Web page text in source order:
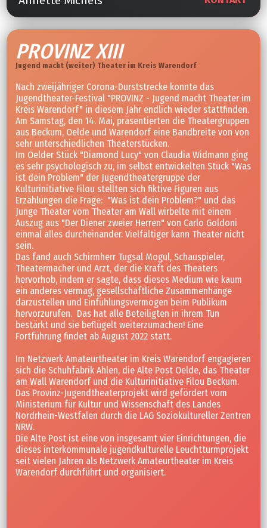
PROVINZ XIII
Jugend macht (weiter) Theater im Kreis Warendorf
Nach zweijähriger Corona-Durststrecke konnte das
Jugendtheater-Festival "PROVINZ - Jugend macht Theater im
Kreis Warendorf" in diesem Jahr endlich wieder stattfinden.
Am Samstag, den 14. Mai, präsentierten die Theatergruppen
aus Beckum, Oelde und Warendorf eine Bandbreite von von
sehr unterschiedlichen Theaterstücken.
Im Oelder Stück "Diamond Lucy" von Claudia Widmann ging
es sehr psychologisch zu, im selbst entwickelten Stück "Was
ist dein Problem" der Jugendtheatergruppe der
Kulturinitiative Filou stellten sich fiktive Figuren aus
Erzählungen die Frage: "Was ist dein Problem?" und das
Junge Theater vom Theater am Wall wirbelte mit einem
Auszug aus "Der Diener zweier Herren" von Carlo Goldoni
einmal alles durcheinander. Vielfältiger kann Theater nicht
sein.
Das fand auch Schirmherr Tugsal Mogul, Schauspieler,
Theatermacher und Arzt, der die Kraft des Theaters
hervorhob, indem er sagte, dass dieses Medium wie kaum
ein anderes vermag, gesellschaftliche Zusammenhänge
darzustellen und Einfühlungsvermögen beim Publikum
hervorzurufen. Das hat alle Beteiligten in ihrem Tun
bestärkt und sie beflügelt weiterzumachen! Eine
Fortführung findet ab August 2022 statt.
Im Netzwerk Amateurtheater im Kreis Warendorf engagieren
sich die Schuhfabrik Ahlen, die Alte Post Oelde, das Theater
am Wall Warendorf und die Kulturinitiative Filou Beckum.
Das Provinz-Jugendtheaterprojekt wird gefördert vom
Ministerium für Kultur und Wissenschaft des Landes
Nordrhein-Westfalen durch die LAG Soziokultureller Zentren
NRW.
Die Alte Post ist eine von insgesamt vier Einrichtungen, die
dieses interkommunale jugendkulturelle Leuchtturmprojekt
seit vielen Jahren als Netzwerk Amateurtheater im Kreis
Warendorf durchführt und organisiert.